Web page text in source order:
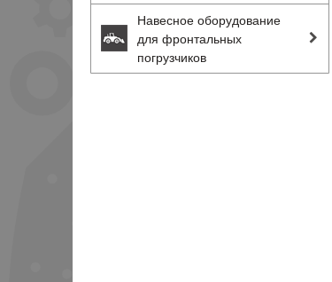
Навесное оборудование
для фронтальных
погрузчиков